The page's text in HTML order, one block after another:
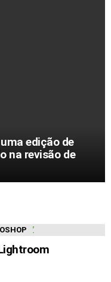
edição de
na revisão de